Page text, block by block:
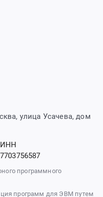
улица Усачева, дом
ИНН
7703756587
программного
программ для ЭВМ путем